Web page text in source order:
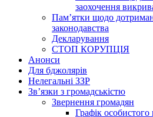
заохочення
Пам’ятки щодо
законодавства
Декларування
СТОП КОРУПЦІЯ
Анонси
Для бджолярів
Нелегальні ЗЗР
Зв’язки з громадськістю
Звернення громадян
Графік